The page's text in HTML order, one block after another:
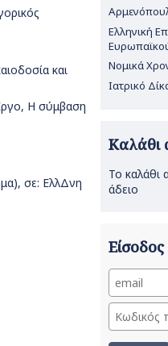
και
Η σύμβαση
σε: ΕλλΔνη
Ελληνική
Νομικά
Ιατρικό
Καλάθι
Το καλάθι
άδειο